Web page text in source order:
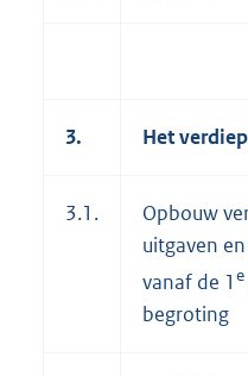
3. Het
3.1.
Opbouw
uitgaven
vanaf de 1 e
begroting